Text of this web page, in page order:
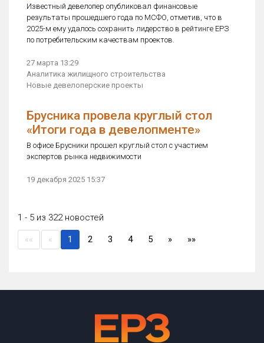
Известный девелопер опубликовал финансовые
результаты прошедшего года по МСФО, отметив, что в
2025-м ему удалось сохранить лидерство в рейтинге ЕРЗ
по потребительским качествам проектов.
27 марта 13:29
Аналитика жилищного строительства
Новые девелоперские проекты
Брусника провела круглый стол
«Итоги года в девелопменте»
В офисе Брусники прошел круглый стол с участием
экспертов рынка недвижимости
19 декабря 2025 15:37
1 - 5 из 322 новостей
«« « 1 (current)
2 3 4 5 » »»